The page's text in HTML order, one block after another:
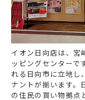
イオン日向店は、宮
ッピングセンターで
れる日向市に立地し
ナントが揃います。
の住民の買い物拠点